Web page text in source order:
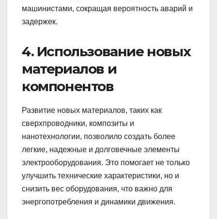
машинистами, сокращая вероятность аварий и
задержек.
4. Использование новых
материалов и
компонентов
Развитие новых материалов, таких как
сверхпроводники, композиты и
нанотехнологии, позволило создать более
легкие, надежные и долговечные элементы
электрооборудования. Это помогает не только
улучшить технические характеристики, но и
снизить вес оборудования, что важно для
энергопотребления и динамики движения.